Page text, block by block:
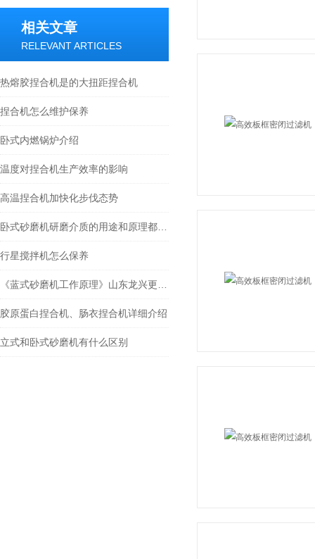
相关文章
RELEVANT ARTICLES
热熔胶捏合机是的大扭距捏合机
捏合机怎么维护保养
卧式内燃锅炉介绍
温度对捏合机生产效率的影响
高温捏合机加快化步伐态势
行星搅拌机怎么保养
胶原蛋白捏合机、肠衣捏合机详细介绍
立式和卧式砂磨机有什么区别